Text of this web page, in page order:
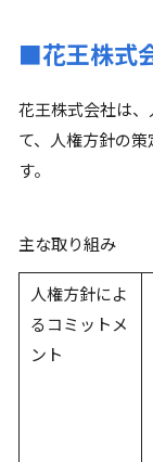
■花王株式
花王株式会社は
て、人権方針の
す。
主な取り組み
人権方針によ
るコミットメ
ント